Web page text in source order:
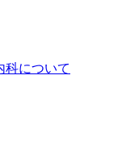
について